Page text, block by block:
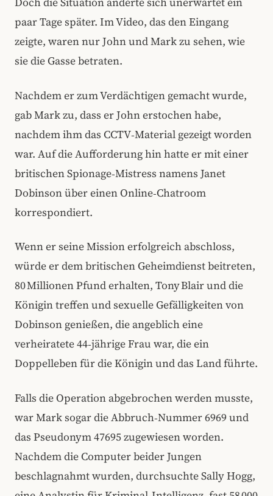
paar Tage später. Im Video, das den Eingang
zeigte, waren nur John und Mark zu sehen, wie
sie die Gasse betraten.
Nachdem er zum Verdächtigen gemacht wurde,
gab Mark zu, dass er John erstochen habe,
nachdem ihm das CCTV‑Material gezeigt worden
war. Auf die Aufforderung hin hatte er mit einer
britischen Spionage‑Mistress namens Janet
Dobinson über einen Online‑Chatroom
korrespondiert.
Wenn er seine Mission erfolgreich abschloss,
würde er dem britischen Geheimdienst beitreten,
80 Millionen Pfund erhalten, Tony Blair und die
Königin treffen und sexuelle Gefälligkeiten von
Dobinson genießen, die angeblich eine
verheiratete 44‑jährige Frau war, die ein
Doppelleben für die Königin und das Land führte.
Falls die Operation abgebrochen werden musste,
war Mark sogar die Abbruch‑Nummer 6969 und
das Pseudonym 47695 zugewiesen worden.
Nachdem die Computer beider Jungen
beschlagnahmt wurden, durchsuchte Sally Hogg,